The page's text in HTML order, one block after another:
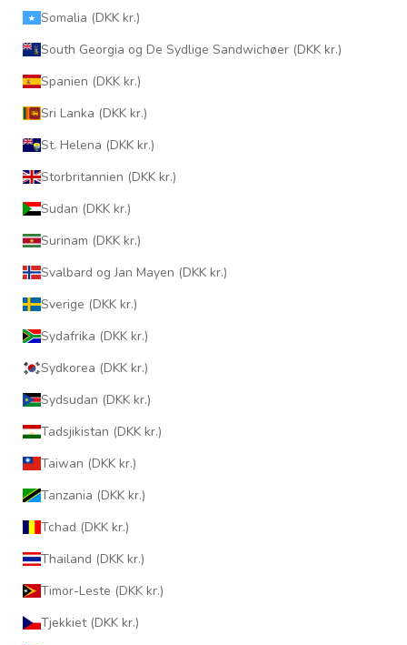
Somalia (DKK kr.)
South Georgia og De Sydlige Sandwichøer (DKK kr.)
Spanien (DKK kr.)
Sri Lanka (DKK kr.)
St. Helena (DKK kr.)
Storbritannien (DKK kr.)
Sudan (DKK kr.)
Surinam (DKK kr.)
Svalbard og Jan Mayen (DKK kr.)
Sverige (DKK kr.)
Sydafrika (DKK kr.)
Sydkorea (DKK kr.)
Sydsudan (DKK kr.)
Tadsjikistan (DKK kr.)
Taiwan (DKK kr.)
Tanzania (DKK kr.)
Tchad (DKK kr.)
Thailand (DKK kr.)
Timor-Leste (DKK kr.)
Tjekkiet (DKK kr.)